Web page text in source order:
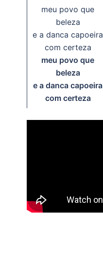
meu povo que
beleza
e a danca capoeira
com certeza
meu povo que
beleza
e a danca capoeira
com certeza